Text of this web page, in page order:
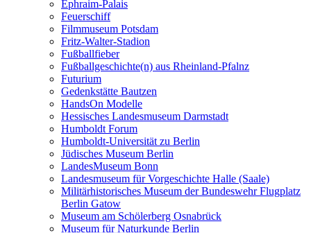
Ephraim-Palais
Feuerschiff
Filmmuseum Potsdam
Fritz-Walter-Stadion
Fußballfieber
Fußballgeschichte(n) aus Rheinland-Pfalnz
Futurium
Gedenkstätte Bautzen
HandsOn Modelle
Hessisches Landesmuseum Darmstadt
Humboldt Forum
Humboldt-Universität zu Berlin
Jüdisches Museum Berlin
LandesMuseum Bonn
Landesmuseum für Vorgeschichte Halle (Saale)
Militärhistorisches Museum der Bundeswehr Flugplatz
Berlin Gatow
Museum am Schölerberg Osnabrück
Museum für Naturkunde Berlin